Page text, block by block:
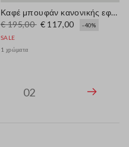
Καφέ μπουφάν κανονικής εφαρμογής από βαμβακερό μείγμα με φερμουάρ
€ 195,00 € 117,00
-40%
SALE
1 χρώματα
02